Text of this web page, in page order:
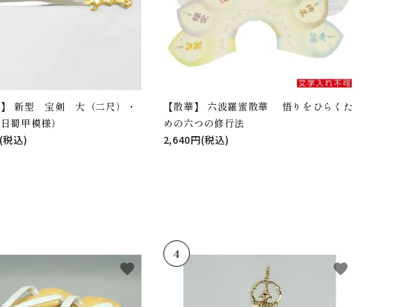
】 新型 宝剣 大（二尺）・
蜀甲模様）
込)
【散華】 六波羅蜜散華 悟りをひらくた
めの六つの修行法
2,640円(税込)
favorite favorite